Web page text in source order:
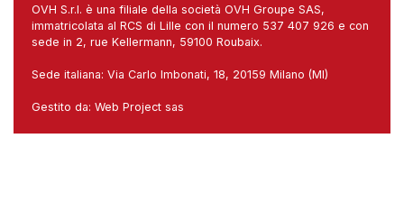
OVH S.r.l. è una filiale della società OVH Groupe SAS,
immatricolata al RCS di Lille con il numero 537 407 926 e con
sede in 2, rue Kellermann, 59100 Roubaix.
Sede italiana: Via Carlo Imbonati, 18, 20159 Milano (MI)
Gestito da: Web Project sas